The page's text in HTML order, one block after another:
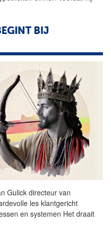
BIJ
Gulick directeur van
les klantgericht
en systemen Het draait